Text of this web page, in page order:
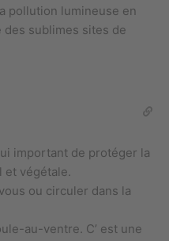
pollution lumineuse en
des sublimes sites de
important de protéger la
et végétale.
ou circuler dans la
au-ventre. C’ est une